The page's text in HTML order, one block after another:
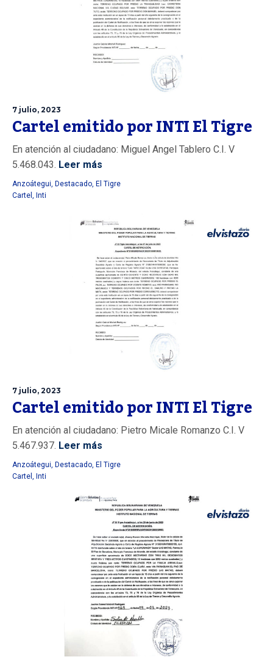
7 julio, 2023
Cartel emitido por INTI El Tigre
En atención al ciudadano: Miguel Angel Tablero C.I. V
5.468.043. Leer más
Anzoátegui Destacado El Tigre
Cartel
Inti
7 julio, 2023
Cartel emitido por INTI El Tigre
En atención al ciudadano: Pietro Micale Romanzo C.I. V
5.467.937. Leer más
Anzoátegui Destacado El Tigre
Cartel
Inti